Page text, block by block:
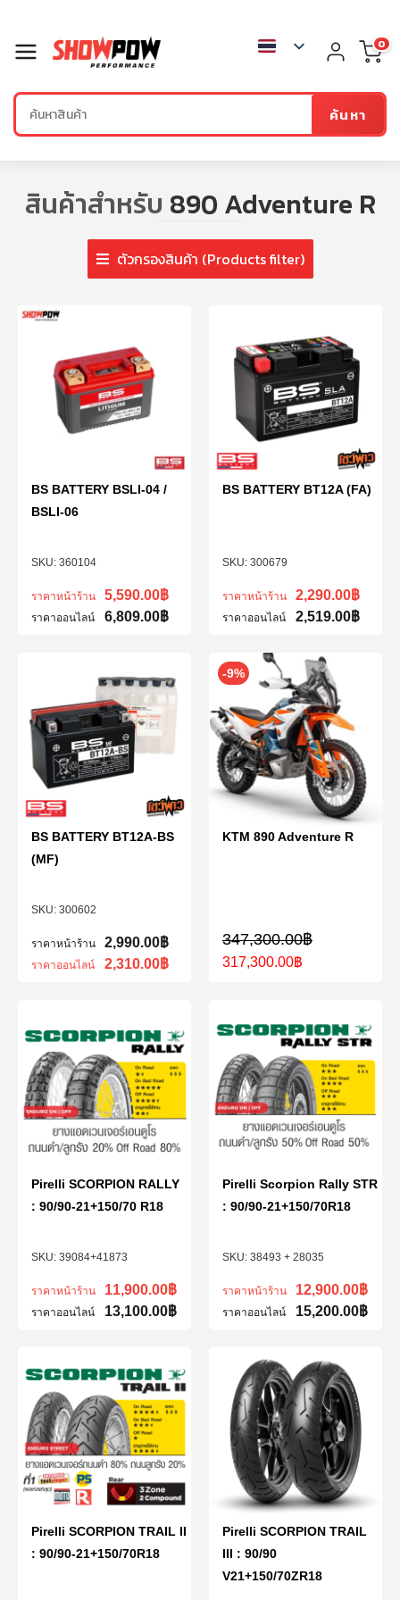
ค้นหา
0
สินค้าสำหรับ 890 Adventure R
ตัวกรองสินค้า (Products filter)
360104
BS BATTERY BSLI-04 /
BSLI-06
ราคาหน้าร้าน 5,590.00฿
ราคาออนไลน์ 6,809.00฿
300679
BS BATTERY BT12A (FA)
ราคาหน้าร้าน 2,290.00฿
ราคาออนไลน์ 2,519.00฿
300602
BS BATTERY BT12A-BS
(MF)
ราคาหน้าร้าน 2,990.00฿
ราคาออนไลน์ 2,310.00฿
-9%
KTM 890 Adventure R
347,300.00฿
317,300.00฿
39084+41873
Pirelli SCORPION RALLY
: 90/90-21+150/70 R18
ราคาหน้าร้าน 11,900.00฿
ราคาออนไลน์ 13,100.00฿
38493 + 28035
Pirelli Scorpion Rally STR
: 90/90-21+150/70R18
ราคาหน้าร้าน 12,900.00฿
ราคาออนไลน์ 15,200.00฿
Pirelli SCORPION TRAIL II
: 90/90-21+150/70R18
Pirelli SCORPION TRAIL
III : 90/90
V21+150/70ZR18